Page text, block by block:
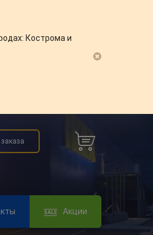
Кострома и
Акции